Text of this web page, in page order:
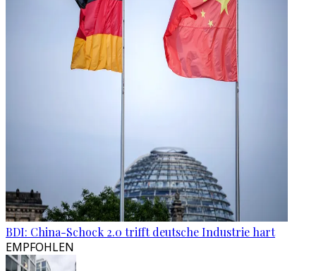
BDI: China-Schock 2.0 trifft deutsche Industrie hart
EMPFOHLEN